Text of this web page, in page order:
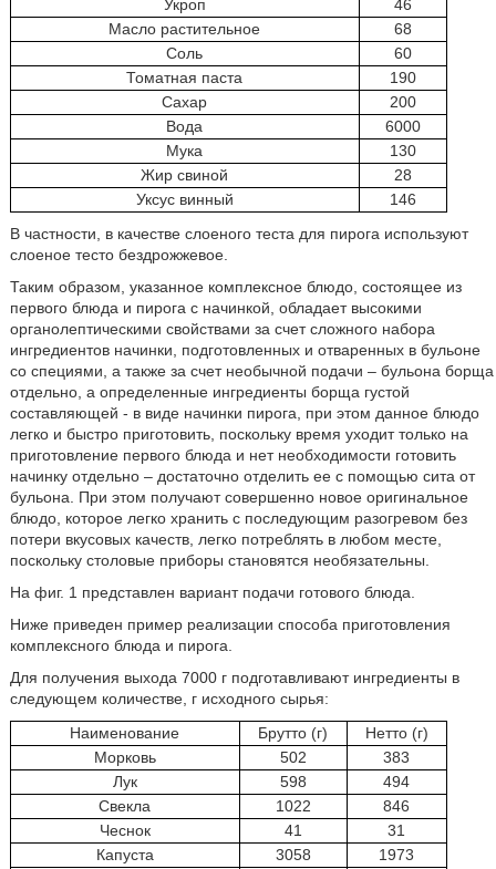
Укроп
46
Масло растительное
68
Соль
60
Томатная паста
190
Сахар
200
Вода
6000
Мука
130
Жир свиной
28
Уксус винный
146
В частности, в качестве слоеного теста для пирога используют
слоеное тесто бездрожжевое.
Таким образом, указанное комплексное блюдо, состоящее из
первого блюда и пирога с начинкой, обладает высокими
органолептическими свойствами за счет сложного набора
ингредиентов начинки, подготовленных и отваренных в бульоне
со специями, а также за счет необычной подачи – бульона борща
отдельно, а определенные ингредиенты борща густой
составляющей - в виде начинки пирога, при этом данное блюдо
легко и быстро приготовить, поскольку время уходит только на
приготовление первого блюда и нет необходимости готовить
начинку отдельно – достаточно отделить ее с помощью сита от
бульона. При этом получают совершенно новое оригинальное
блюдо, которое легко хранить с последующим разогревом без
потери вкусовых качеств, легко потреблять в любом месте,
поскольку столовые приборы становятся необязательны.
На фиг. 1 представлен вариант подачи готового блюда.
Ниже приведен пример реализации способа приготовления
комплексного блюда и пирога.
Для получения выхода 7000 г подготавливают ингредиенты в
следующем количестве, г исходного сырья:
Наименование
Брутто (г)
Нетто (г)
Морковь
502
383
Лук
598
494
Свекла
1022
846
Чеснок
41
31
Капуста
3058
1973